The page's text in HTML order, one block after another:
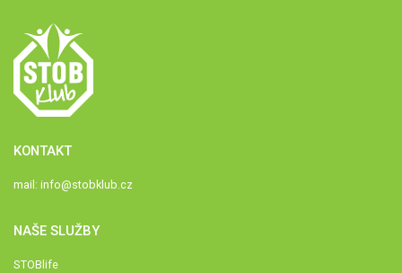
KONTAKT
mail: info@stobklub.cz
NAŠE SLUŽBY
STOBlife